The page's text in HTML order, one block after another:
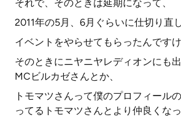
それで、そのときは延期になって、
2011年の5月、6月ぐらいに仕切り直
イベントをやらせてもらったんですけ
そのときにニヤニヤレディオンにも
MCビルカゼさんとか、
トモマツさんって僕のプロフィール
ってるトモマツさんとより仲良くなっ